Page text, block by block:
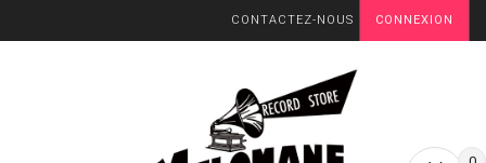
CONNEXION
CONTACTEZ-NOUS